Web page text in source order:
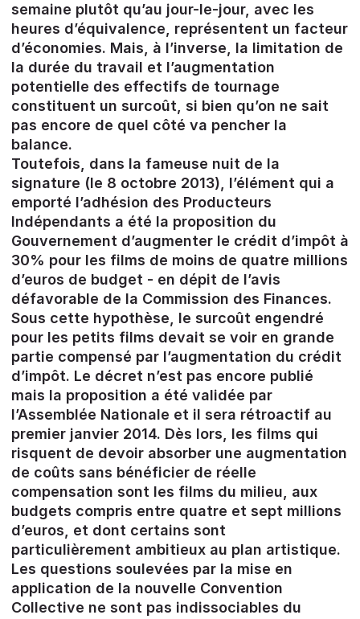
semaine plutôt qu’au jour-le-jour, avec les
heures d’équivalence, représentent un facteur
d’économies. Mais, à l’inverse, la limitation de
la durée du travail et l’augmentation
potentielle des effectifs de tournage
constituent un surcoût, si bien qu’on ne sait
pas encore de quel côté va pencher la
balance.
Toutefois, dans la fameuse nuit de la
signature (le 8 octobre 2013), l’élément qui a
emporté l’adhésion des Producteurs
Indépendants a été la proposition du
Gouvernement d’augmenter le crédit d’impôt à
30% pour les films de moins de quatre millions
d’euros de budget - en dépit de l’avis
défavorable de la Commission des Finances.
Sous cette hypothèse, le surcoût engendré
pour les petits films devait se voir en grande
partie compensé par l’augmentation du crédit
d’impôt. Le décret n’est pas encore publié
mais la proposition a été validée par
l’Assemblée Nationale et il sera rétroactif au
premier janvier 2014. Dès lors, les films qui
risquent de devoir absorber une augmentation
de coûts sans bénéficier de réelle
compensation sont les films du milieu, aux
budgets compris entre quatre et sept millions
d’euros, et dont certains sont
particulièrement ambitieux au plan artistique.
Les questions soulevées par la mise en
application de la nouvelle Convention
Collective ne sont pas indissociables du